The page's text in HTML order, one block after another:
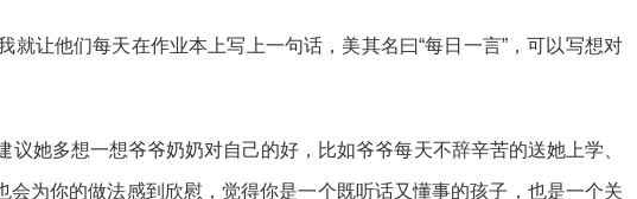
让他们每天在作业本上写上一句话，美其名曰“每日一言”，可以写想对
她多想一想爷爷奶奶对自己的好，比如爷爷每天不辞辛苦的送她上学、
为你的做法感到欣慰，觉得你是一个既听话又懂事的孩子，也是一个关